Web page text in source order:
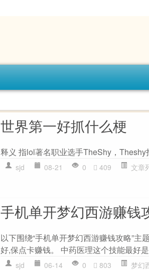
世界第一好抓什么梗
释义 指lol著名职业选手TheShy，Theshy
sjd 08-21 0 409 文章
手机单开梦幻西游赚钱
以下围绕“手机单开梦幻西游赚钱攻略”
好,保点卡赚钱。 中药医理这个技能最好
sjd 06-14 0 803 梦幻